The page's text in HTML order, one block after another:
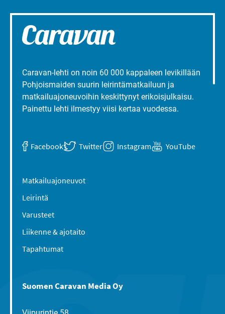
Caravan-lehti on noin 60 000 kappaleen levikillään
Pohjoismaiden suurin leirintämatkailuun ja
matkailuajoneuvoihin keskittynyt erikoisjulkaisu.
Painettu lehti ilmestyy viisi kertaa vuodessa.
Facebook Twitter Instagram YouTube
Matkailuajoneuvot
Leirintä
Varusteet
Liikenne & ajotaito
Tapahtumat
Suomen Caravan Media Oy